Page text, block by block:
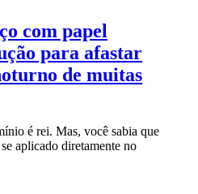
com papel
para afastar
de muitas
é rei. Mas, você sabia que
aplicado diretamente no